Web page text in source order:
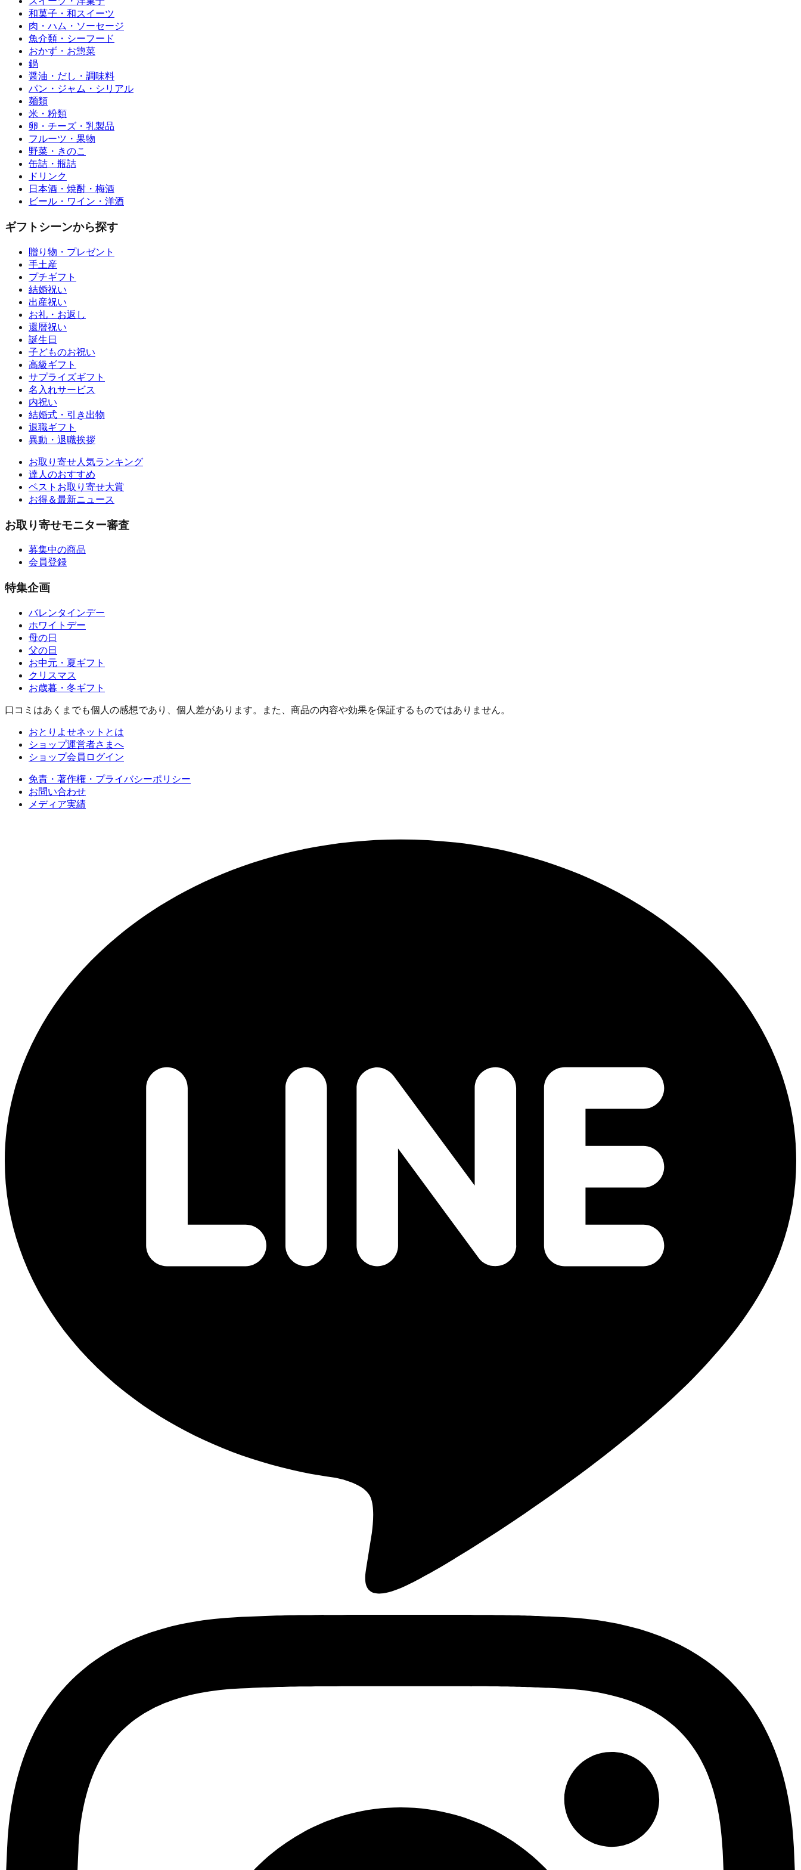
和菓子・和スイーツ
肉・ハム・ソーセージ
魚介類・シーフード
おかず・お惣菜
鍋
醤油・だし・調味料
パン・ジャム・シリアル
麺類
米・粉類
卵・チーズ・乳製品
フルーツ・果物
野菜・きのこ
缶詰・瓶詰
ドリンク
日本酒・焼酎・梅酒
ビール・ワイン・洋酒
ギフトシーンから探す
贈り物・プレゼント
手土産
プチギフト
結婚祝い
出産祝い
お礼・お返し
還暦祝い
誕生日
子どものお祝い
高級ギフト
サプライズギフト
名入れサービス
内祝い
結婚式・引き出物
退職ギフト
異動・退職挨拶
お取り寄せ人気ランキング
達人のおすすめ
ベストお取り寄せ大賞
お得＆最新ニュース
お取り寄せモニター審査
募集中の商品
会員登録
特集企画
バレンタインデー
ホワイトデー
母の日
父の日
お中元・夏ギフト
クリスマス
お歳暮・冬ギフト
口コミはあくまでも個人の感想であり、個人差があります。また、商品の内容や効果を保証するものではありません。
おとりよせネットとは
ショップ運営者さまへ
ショップ会員ログイン
免責・著作権・プライバシーポリシー
お問い合わせ
メディア実績